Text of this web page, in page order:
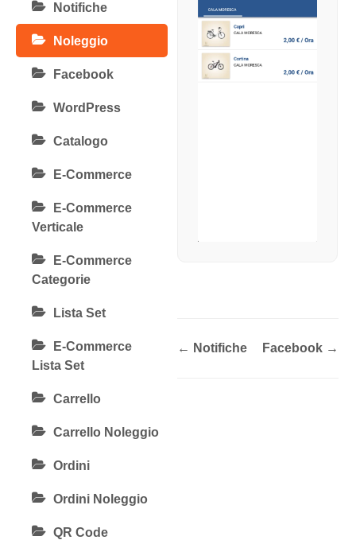
Notifiche
Noleggio
Facebook
WordPress
Catalogo
E-Commerce
E-Commerce
Verticale
E-Commerce
Categorie
Lista Set
E-Commerce
Lista Set
Carrello
Carrello Noleggio
Ordini
Ordini Noleggio
QR Code
← Notifiche Facebook →